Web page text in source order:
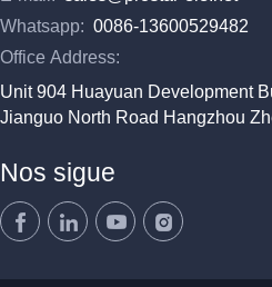
Whatsapp: 0086-13600529482
Office Address:
Unit 904 Huayuan Development
Jianguo North Road Hangzhou
Nos sigue